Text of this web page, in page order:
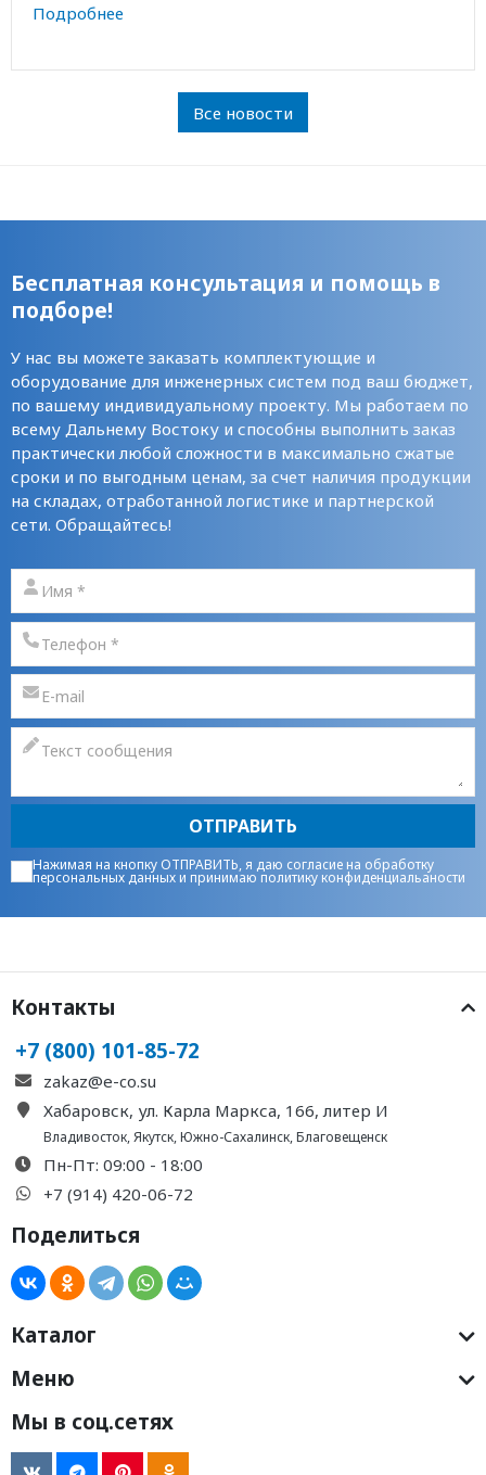
Подробнее
Все новости
Бесплатная консультация и помощь в
подборе!
У нас вы можете заказать комплектующие и
оборудование для инженерных систем под ваш бюджет,
по вашему индивидуальному проекту. Мы работаем по
всему Дальнему Востоку и способны выполнить заказ
практически любой сложности в максимально сжатые
сроки и по выгодным ценам, за счет наличия продукции
на складах, отработанной логистике и партнерской
сети. Обращайтесь!
ОТПРАВИТЬ
Нажимая на кнопку ОТПРАВИТЬ, я даю согласие на обработку
персональных данныхи принимаюполитику конфиденциальаности
Контакты
+7 (800) 101-85-72
zakaz@e-co.su
Хабаровск, ул. Карла Маркса, 166, литер И
Владивосток,Якутск,Южно-Сахалинск,Благовещенск
Пн-Пт: 09:00 - 18:00
+7 (914) 420-06-72
Поделиться
Каталог
Меню
Мы в соц.сетях